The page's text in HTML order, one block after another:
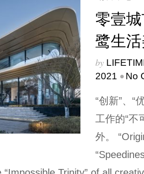
零壹
鹭生
by
2021 • No
“创新”、“
工作的“不
外。